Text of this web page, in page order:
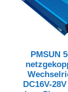
PMSUN
DC16V-